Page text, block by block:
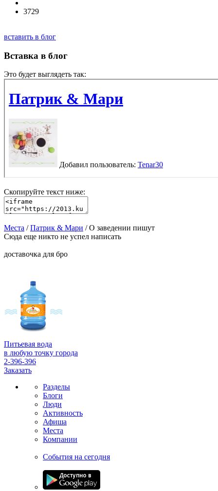
3729
вставить в блог
Вставка в блог
Это будет выглядеть так:
Скопируйте текст ниже:
Места /Патрик & Мари / О заведении пишут
Сюда еще никто не успел написать
доставочка для бро
Питьевая вода
в любую точку города
2-396-396
Заказать
Разделы
Блоги
Люди
Активность
Афиша
Места
Компании
События на сегодня